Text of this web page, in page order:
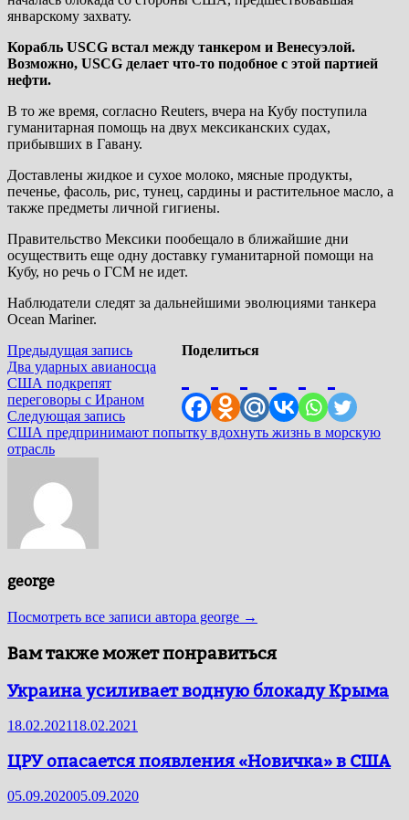
январскому захвату.
Корабль USCG встал между танкером и Венесуэлой.
Возможно, USCG делает что-то подобное с этой партией
нефти.
В то же время, согласно Reuters, вчера на Кубу поступила
гуманитарная помощь на двух мексиканских судах,
прибывших в Гавану.
Доставлены жидкое и сухое молоко, мясные продукты,
печенье, фасоль, рис, тунец, сардины и растительное масло, а
также предметы личной гигиены.
Правительство Мексики пообещало в ближайшие дни
осуществить еще одну доставку гуманитарной помощи на
Кубу, но речь о ГСМ не идет.
Наблюдатели следят за дальнейшими эволюциями танкера
Ocean Mariner.
Поделиться
Навигация
по
записям
Предыдущая записьПредыдущая
запись:
Два ударных авианосца
США подкрепят
переговоры с Ираном
Следующая записьСледующая
запись:
США предпринимают попытку вдохнуть жизнь в морскую
отрасль
george
Посмотреть все записи автора george →
Вам также может понравиться
Украина усиливает водную блокаду Крыма
18.02.202118.02.2021
ЦРУ опасается появления «Новичка» в США
05.09.202005.09.2020